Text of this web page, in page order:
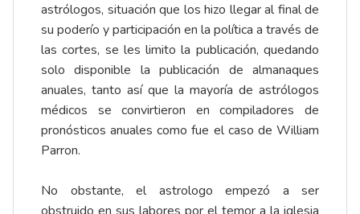
astrólogos, situación que los hizo llegar al final de
su poderío y participación en la política a través de
las cortes, se les limito la publicación, quedando
solo disponible la publicación de almanaques
anuales, tanto así que la mayoría de astrólogos
médicos se convirtieron en compiladores de
pronósticos anuales como fue el caso de William
Parron.
No obstante, el astrologo empezó a ser